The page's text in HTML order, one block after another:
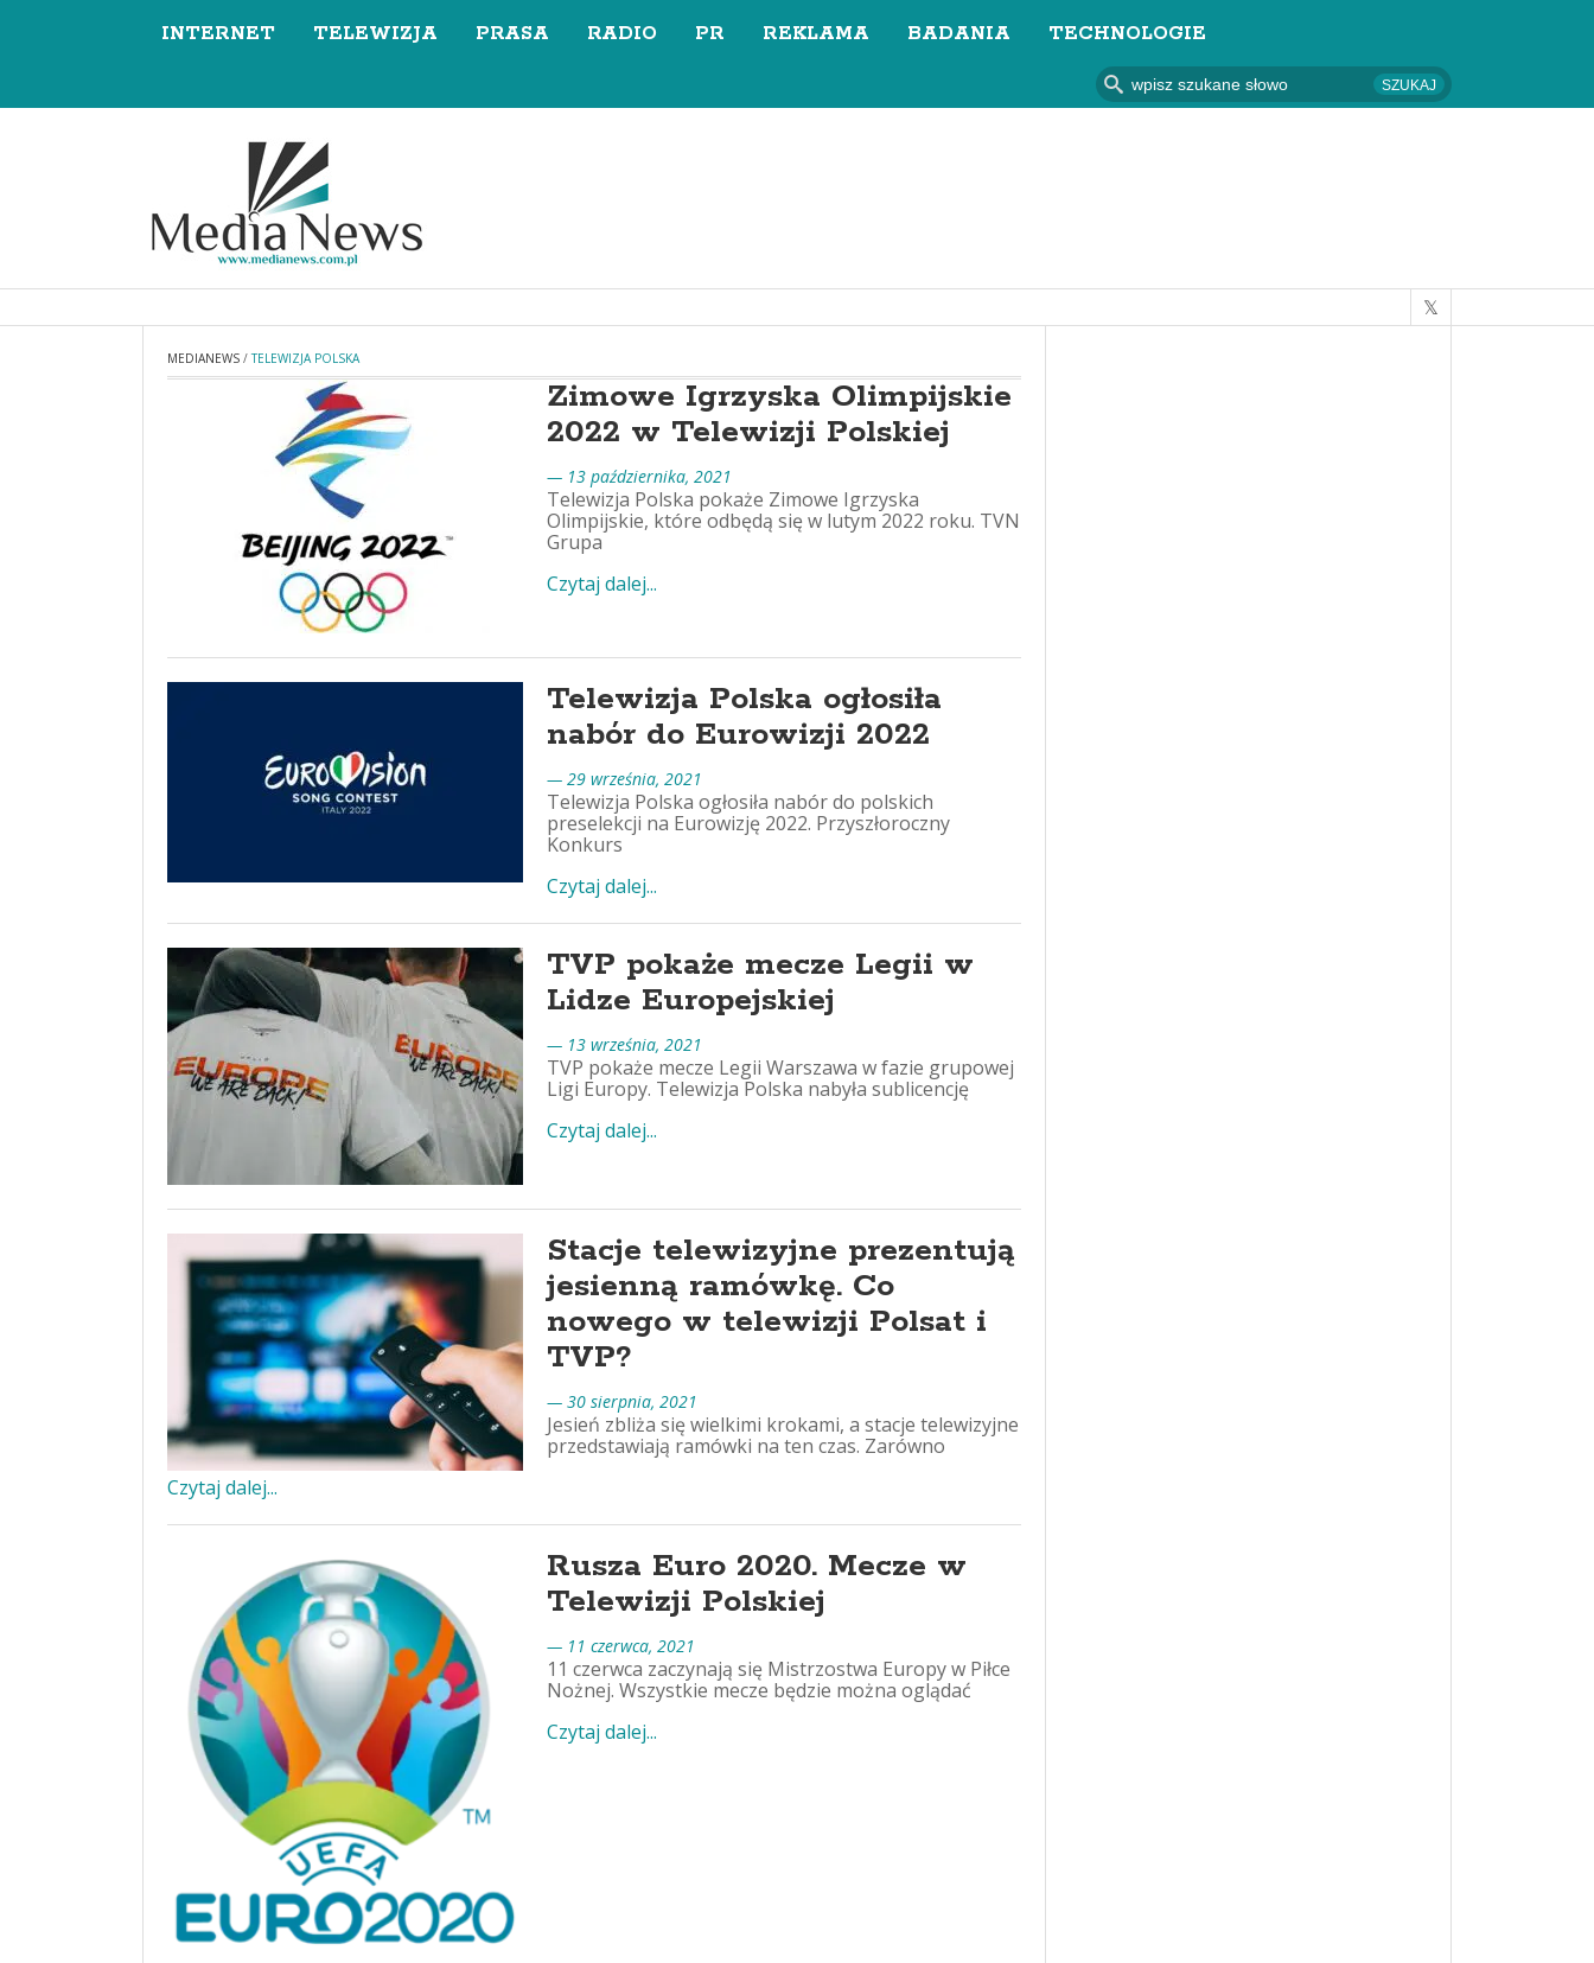
INTERNET TELEWIZJA PRASA RADIO PR REKLAMA BADANIA TECHNOLOGIE
MEDIANEWS /TELEWIZJA POLSKA
Zimowe Igrzyska Olimpijskie
2022 w Telewizji Polskiej
— 13 października, 2021
Telewizja Polska pokaże Zimowe Igrzyska
Olimpijskie, które odbędą się w lutym 2022 roku. TVN
Grupa
Czytaj dalej...
Telewizja Polska ogłosiła
nabór do Eurowizji 2022
— 29 września, 2021
Telewizja Polska ogłosiła nabór do polskich
preselekcji na Eurowizję 2022. Przyszłoroczny
Konkurs
Czytaj dalej...
TVP pokaże mecze Legii w
Lidze Europejskiej
— 13 września, 2021
TVP pokaże mecze Legii Warszawa w fazie grupowej
Ligi Europy. Telewizja Polska nabyła sublicencję
Czytaj dalej...
Stacje telewizyjne prezentują
jesienną ramówkę. Co
nowego w telewizji Polsat i
TVP?
— 30 sierpnia, 2021
Jesień zbliża się wielkimi krokami, a stacje telewizyjne
przedstawiają ramówki na ten czas. Zarówno
Czytaj dalej...
Rusza Euro 2020. Mecze w
Telewizji Polskiej
— 11 czerwca, 2021
11 czerwca zaczynają się Mistrzostwa Europy w Piłce
Nożnej. Wszystkie mecze będzie można oglądać
Czytaj dalej...